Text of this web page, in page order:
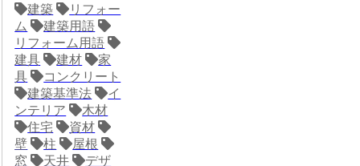
建築
リフォー
ム
建築用語
リフォーム用語
建具
建材
家
具
コンクリート
建築基準法
イ
ンテリア
木材
住宅
資材
壁
柱
屋根
窓
天井
デザ